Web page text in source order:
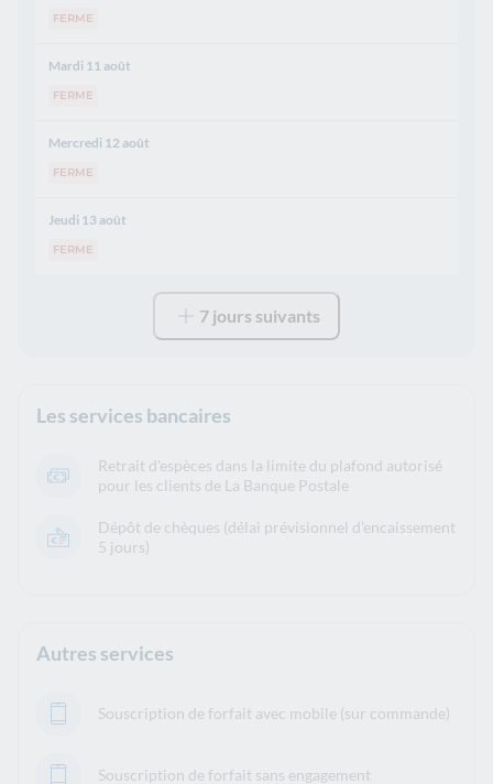
FERME
Mardi 11 août
FERME
Mercredi 12 août
FERME
Jeudi 13 août
FERME
7 jours suivants
Les services bancaires
Retrait d'espèces dans la limite du plafond autorisé
pour les clients de La Banque Postale
Dépôt de chèques (délai prévisionnel d’encaissement
5 jours)
Autres services
Souscription de forfait avec mobile (sur commande)
Souscription de forfait sans engagement